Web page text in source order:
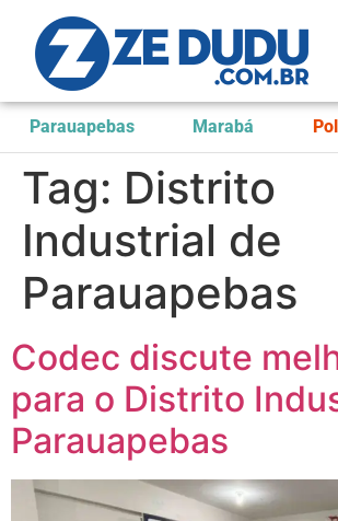
Parauapebas Marabá
Tag: Distrito
Industrial de
Parauapebas
Codec discute
para o Distrito
Parauapebas